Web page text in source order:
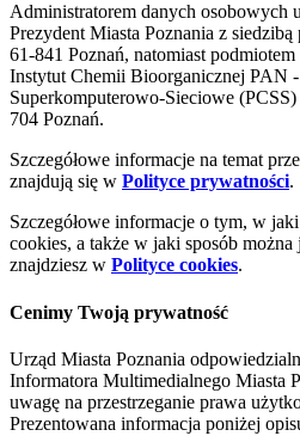
Administratorem danych osobowych
Prezydent Miasta Poznania z
61-841 Poznań, natomiast
Instytut Chemii Bioorganicznej PAN
Superkomputerowo-Sieciowe
704 Poznań.
Szczegółowe informacje na temat
znajdują się w Polityce prywatności.
Szczegółowe informacje o tym, w
cookies, a także w jaki sposób
znajdziesz w Polityce cookies.
Cenimy Twoją prywatność
Urząd Miasta Poznania
Informatora Multimedialnego Miasta
uwagę na przestrzeganie prawa
Prezentowana informacja poniżej